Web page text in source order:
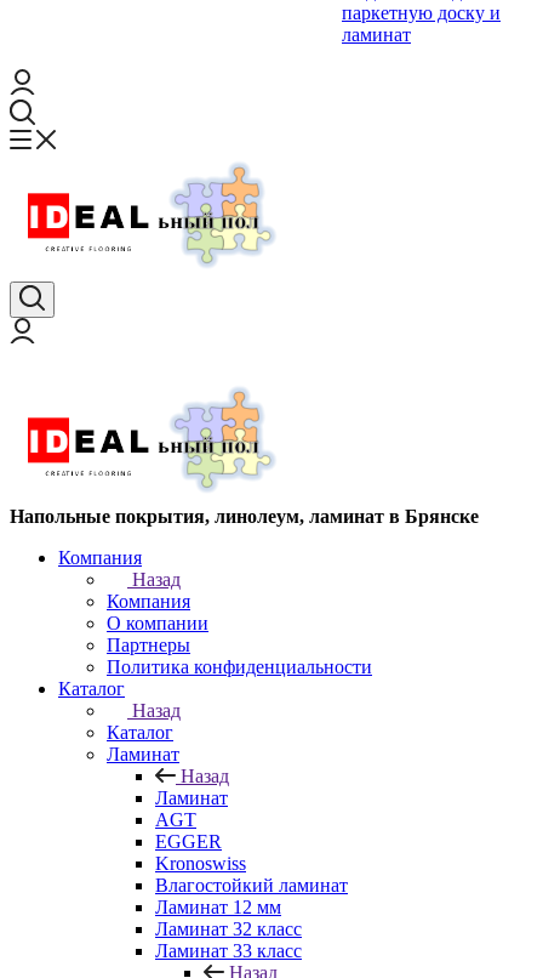
паркетную доску и
ламинат
Напольные покрытия, линолеум, ламинат в Брянске
Компания
Назад
Компания
О компании
Партнеры
Политика конфиденциальности
Каталог
Назад
Каталог
Ламинат
Назад
Ламинат
AGT
EGGER
Kronoswiss
Влагостойкий ламинат
Ламинат 12 мм
Ламинат 32 класс
Ламинат 33 класс
Назад